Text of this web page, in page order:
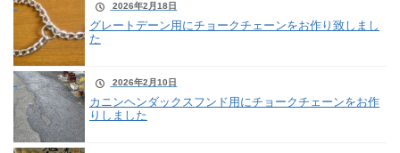
2026年2月18日
グレートデーン用にチョークチェーンをお作り致しまし
た
2026年2月10日
カニンヘンダックスフンド用にチョークチェーンをお作
りしました